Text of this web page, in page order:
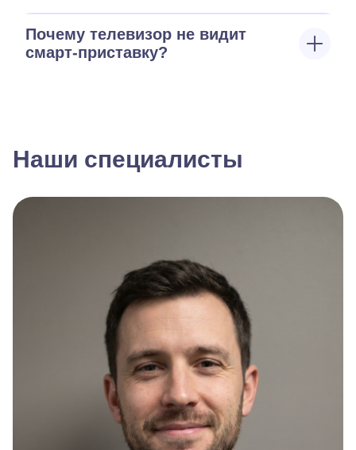
Почему телевизор не видит
смарт-приставку?
Наши специалисты